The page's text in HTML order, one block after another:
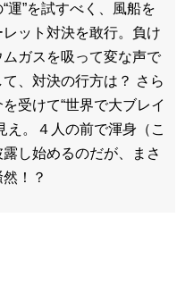
運”を試すべく、風船を
ット対決を敢行。負け
ガスを吸って変な声で
、対決の行方は？ さら
受けて“世界で大ブレイ
え。４人の前で渾身（こ
し始めるのだが、まさ
！？